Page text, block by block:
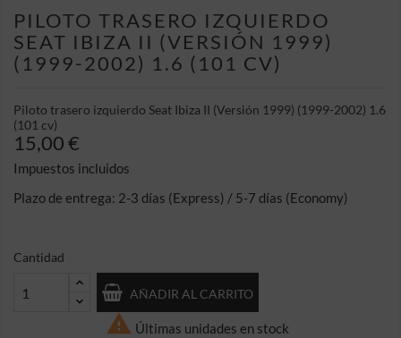
PILOTO TRASERO IZQUIERDO
SEAT IBIZA II (VERSIÓN 1999)
(1999-2002) 1.6 (101 CV)
Piloto trasero izquierdo Seat Ibiza II (Versión 1999) (1999-2002) 1.6
(101 cv)
15,00 €
Impuestos incluidos
Plazo de entrega: 2-3 días (Express) / 5-7 días (Economy)
Cantidad
AÑADIR AL CARRITO
 Últimas unidades en stock